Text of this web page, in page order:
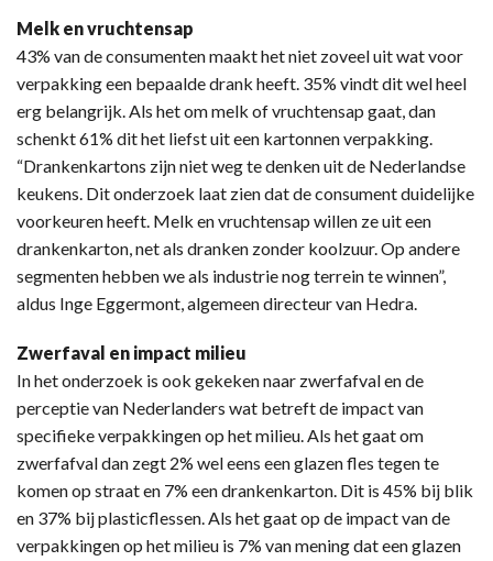
Melk en vruchtensap
43% van de consumenten maakt het niet zoveel uit wat voor
verpakking een bepaalde drank heeft. 35% vindt dit wel heel
erg belangrijk. Als het om melk of vruchtensap gaat, dan
schenkt 61% dit het liefst uit een kartonnen verpakking.
“Drankenkartons zijn niet weg te denken uit de Nederlandse
keukens. Dit onderzoek laat zien dat de consument duidelijke
voorkeuren heeft. Melk en vruchtensap willen ze uit een
drankenkarton, net als dranken zonder koolzuur. Op andere
segmenten hebben we als industrie nog terrein te winnen”,
aldus Inge Eggermont, algemeen directeur van Hedra.
Zwerfaval en impact milieu
In het onderzoek is ook gekeken naar zwerfafval en de
perceptie van Nederlanders wat betreft de impact van
specifieke verpakkingen op het milieu. Als het gaat om
zwerfafval dan zegt 2% wel eens een glazen fles tegen te
komen op straat en 7% een drankenkarton. Dit is 45% bij blik
en 37% bij plasticflessen. Als het gaat op de impact van de
verpakkingen op het milieu is 7% van mening dat een glazen